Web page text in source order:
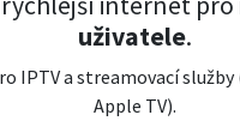
uživatele.
IPTV a streamovací
Apple TV).